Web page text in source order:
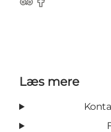
Tripadvisor
Facebook
Læs mere